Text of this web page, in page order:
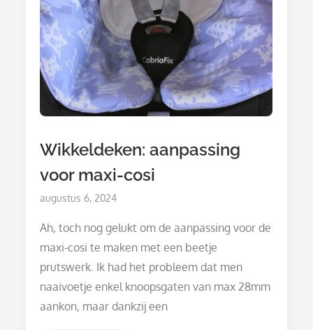
Wikkeldeken: aanpassing
voor maxi-cosi
Posted
augustus 6, 2024
Ah, toch nog gelukt om de aanpassing voor de
maxi-cosi te maken met een beetje
prutswerk. Ik had het probleem dat men
naaivoetje enkel knoopsgaten van max 28mm
aankon, maar dankzij een